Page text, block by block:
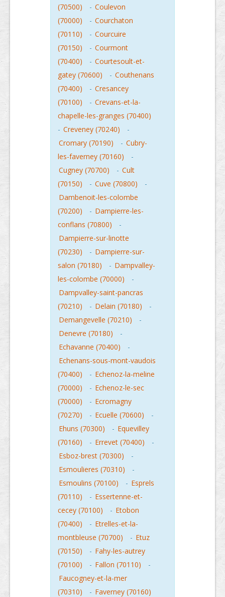
(70500)
- Coulevon
(70000)
- Courchaton
(70110)
- Courcuire
(70150)
- Courmont
(70400)
- Courtesoult-et-
gatey (70600)
- Couthenans
(70400)
- Cresancey
(70100)
- Crevans-et-la-
chapelle-les-granges (70400)
- Creveney (70240)
-
Cromary (70190)
- Cubry-
les-faverney (70160)
-
Cugney (70700)
- Cult
(70150)
- Cuve (70800)
-
Dambenoit-les-colombe
(70200)
- Dampierre-les-
conflans (70800)
-
Dampierre-sur-linotte
(70230)
- Dampierre-sur-
salon (70180)
- Dampvalley-
les-colombe (70000)
-
Dampvalley-saint-pancras
(70210)
- Delain (70180)
-
Demangevelle (70210)
-
Denevre (70180)
-
Echavanne (70400)
-
Echenans-sous-mont-vaudois
(70400)
- Echenoz-la-meline
(70000)
- Echenoz-le-sec
(70000)
- Ecromagny
(70270)
- Ecuelle (70600)
-
Ehuns (70300)
- Equevilley
(70160)
- Errevet (70400)
-
Esboz-brest (70300)
-
Esmoulieres (70310)
-
Esmoulins (70100)
- Esprels
(70110)
- Essertenne-et-
cecey (70100)
- Etobon
(70400)
- Etrelles-et-la-
montbleuse (70700)
- Etuz
(70150)
- Fahy-les-autrey
(70100)
- Fallon (70110)
-
Faucogney-et-la-mer
(70310)
- Faverney (70160)